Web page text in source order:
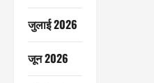
जुलाई 2026
जून 2026